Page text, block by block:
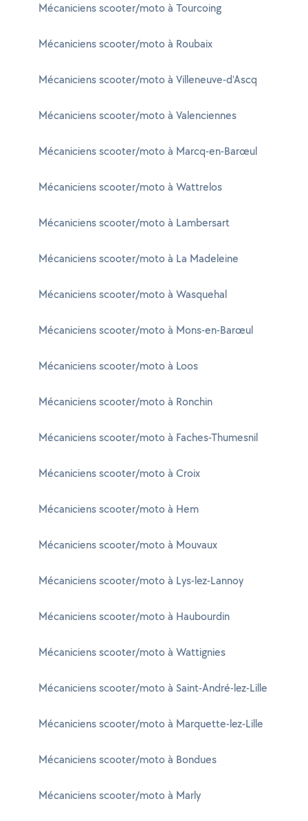
Mécaniciens scooter/moto à Tourcoing
Mécaniciens scooter/moto à Roubaix
Mécaniciens scooter/moto à Villeneuve-d'Ascq
Mécaniciens scooter/moto à Valenciennes
Mécaniciens scooter/moto à Marcq-en-Barœul
Mécaniciens scooter/moto à Wattrelos
Mécaniciens scooter/moto à Lambersart
Mécaniciens scooter/moto à La Madeleine
Mécaniciens scooter/moto à Wasquehal
Mécaniciens scooter/moto à Mons-en-Barœul
Mécaniciens scooter/moto à Loos
Mécaniciens scooter/moto à Ronchin
Mécaniciens scooter/moto à Faches-Thumesnil
Mécaniciens scooter/moto à Croix
Mécaniciens scooter/moto à Hem
Mécaniciens scooter/moto à Mouvaux
Mécaniciens scooter/moto à Lys-lez-Lannoy
Mécaniciens scooter/moto à Haubourdin
Mécaniciens scooter/moto à Wattignies
Mécaniciens scooter/moto à Saint-André-lez-Lille
Mécaniciens scooter/moto à Marquette-lez-Lille
Mécaniciens scooter/moto à Bondues
Mécaniciens scooter/moto à Marly